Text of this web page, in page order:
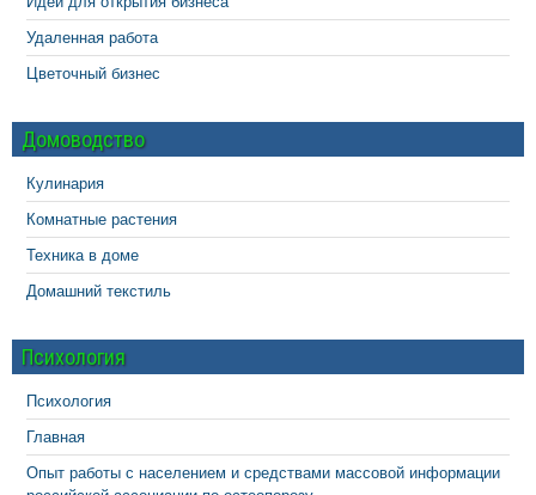
Удаленная работа
Цветочный бизнес
Домоводство
Кулинария
Комнатные растения
Техника в доме
Домашний текстиль
Психология
Психология
Главная
Опыт работы с населением и средствами массовой информации